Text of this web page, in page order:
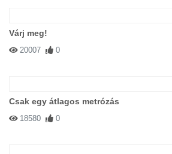
Várj meg!
20007 0
Csak egy átlagos metrózás
18580 0